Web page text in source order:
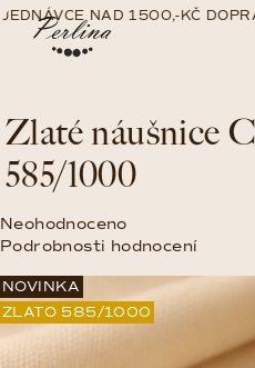
Přejít
NAD 1500,-KČ
Zlaté náušnice
585/1000
Průměrné
hodnocení
je
0,0
z
5
Neohodnoceno
Podrobnosti hodnocení
NOVINKA
ZLATO 585/1000